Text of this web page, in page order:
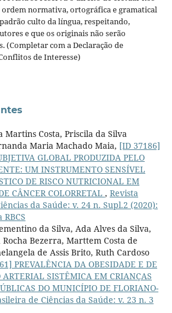
normativa, ortográfica e gramatical
culto da língua, respeitando,
e que os originais não serão
(Completar com a Declaração de
de Interesse)
Martins Costa, Priscila da Silva
Maria Machado Maia, [ID 37186]
GLOBAL PRODUZIDA PELO
UM INSTRUMENTO SENSÍVEL
DE RISCO NUTRICIONAL EM
CÂNCER COLORRETAL , Revista
da Saúde: v. 24 n. Supl.2 (2020):
da Silva, Ada Alves da Silva,
Bezerra, Marttem Costa de
de Assis Brito, Ruth Cardoso
PREVALÊNCIA DA OBESIDADE E DE
ARTERIAL SISTÊMICA EM CRIANÇAS
DO MUNICÍPIO DE FLORIANO-
de Ciências da Saúde: v. 23 n. 3